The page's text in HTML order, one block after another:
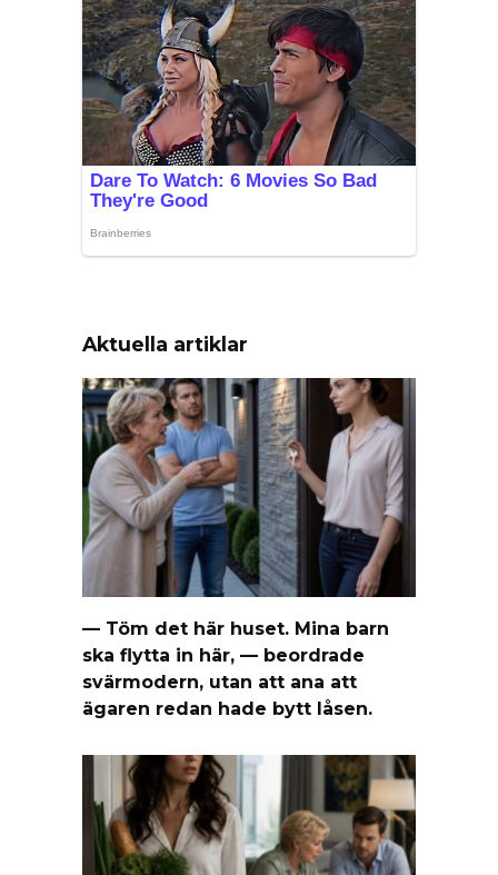
Aktuella artiklar
— Töm det här huset. Mina barn
ska flytta in här, — beordrade
svärmodern, utan att ana att
ägaren redan hade bytt låsen.